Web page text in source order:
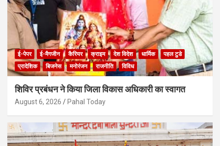
ई-पेपर ई-मैगजीन कैरियर क्राइम देश विदेश धार्मिक
पहल टुडे
प्रादेशिक
बिजनेस मनोरंजन राजनीति विविध
शिविर प्रबंधन ने किया जिला विकास अधिकारी का स्वागत
August 6, 2026 Pahal Today